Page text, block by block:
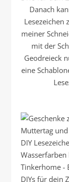
Danach
Lesezeichen
meiner
mit der
Geodreieck
eine